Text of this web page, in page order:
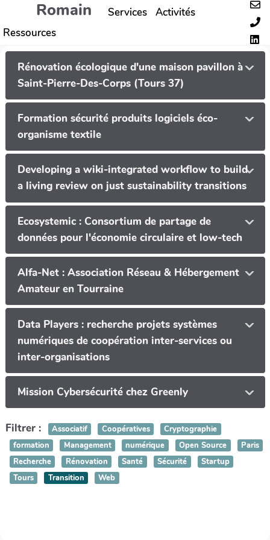
Aller au contenu principal
Romain Services
Activités
Ressources
Rénovation écologique d'une maison pavillon à
Saint-Pierre-Des-Corps (Tours 37)
Formation sécurité produits logiciels éco-
organisme textile
Developing a wiki-integrated workflow to build
a living review on just sustainability transitions
Ecosystemic : Consortium de partage de
données pour l'économie circulaire et low-tech
Alfa-Net : Association Réseau & Hébergement
Amateur en Tourraine
Data Players : recherche projets systèmes
numériques de coopération inter-services ou
inter-organisations
Mission Cybersécurité chez Greenly
Filtrer : Associatif Coopératives
Cryptographie
formation
Management numérique Open Source
Paris
Recherche
Rénovation Santé Sécurité
Startup
Tours
Transition Web